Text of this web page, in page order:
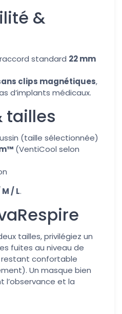
&
standard 22 mm
clips magnétiques,
d’implants médicaux.
tailles
(taille sélectionnée)
(VentiCool selon
M / L.
tailles, privilégiez un
fuites au niveau de
restant confortable
Un masque bien
l’observance et la